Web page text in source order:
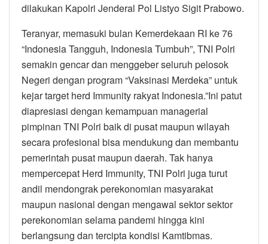
dilakukan Kapolri Jenderal Pol Listyo Sigit Prabowo.
Teranyar, memasuki bulan Kemerdekaan RI ke 76
“Indonesia Tangguh, Indonesia Tumbuh”, TNI Polri
semakin gencar dan menggeber seluruh pelosok
Negeri dengan program “Vaksinasi Merdeka” untuk
kejar target herd Immunity rakyat Indonesia.”Ini patut
diapresiasi dengan kemampuan managerial
pimpinan TNI Polri baik di pusat maupun wilayah
secara profesional bisa mendukung dan membantu
pemerintah pusat maupun daerah. Tak hanya
mempercepat Herd Immunity, TNI Polri juga turut
andil mendongrak perekonomian masyarakat
maupun nasional dengan mengawal sektor sektor
perekonomian selama pandemi hingga kini
berlangsung dan tercipta kondisi Kamtibmas.